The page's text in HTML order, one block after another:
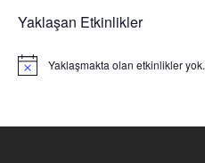
Yaklaşan Etkinlikler
N
c
Yaklaşmakta olan etkinlikler yok.